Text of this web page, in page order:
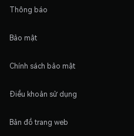
Thông báo
Bảo mật
Chính sách bảo mật
Điều khoản sử dụng
Bản đồ trang web